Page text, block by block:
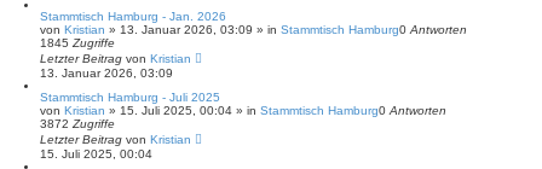
Stammtisch Hamburg - Jan. 2026
von Kristian » 13. Januar 2026, 03:09 » in Stammtisch Hamburg0 Antworten
1845 Zugriffe
Letzter Beitrag von Kristian
13. Januar 2026, 03:09
Stammtisch Hamburg - Juli 2025
von Kristian » 15. Juli 2025, 00:04 » in Stammtisch Hamburg0 Antworten
3872 Zugriffe
Letzter Beitrag von Kristian
15. Juli 2025, 00:04